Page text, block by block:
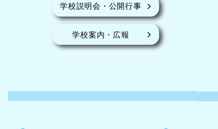
学校説明会・公開行事
学校案内・広報